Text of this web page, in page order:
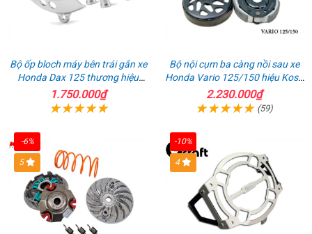
Bộ ốp bloch máy bên trái gắn xe
Honda Dax 125 thương hiệu
Gcraft
1.750.000₫
Bộ nội cụm ba càng nồi sau xe
Honda Vario 125/150 hiệu Koso
Đài Loan
2.230.000₫
(59)
-6%
5
-10%
4